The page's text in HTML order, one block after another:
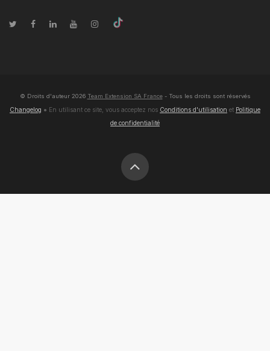
© Droits d'auteur 2026 Team Extension SA France- Tous les droits sont réservés
Changelog ● En utilisant ce site, vous acceptez nos Conditions d'utilisation et Politique
de confidentialité